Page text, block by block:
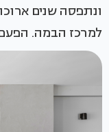
ונתפסה שנים
למרכז הבמה.